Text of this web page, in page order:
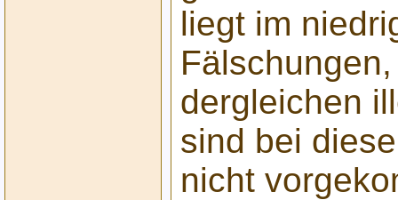
liegt im
dergleichen
sind bei
nicht